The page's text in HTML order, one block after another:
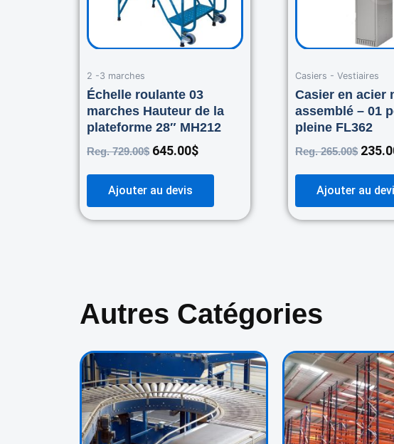
2 -3 marches
Échelle roulante 03
marches Hauteur de la
plateforme 28″ MH212
Reg.729.00$ 645.00$
Ajouter au devis
Casiers - Vestiaires
Casier en acier
assemblé – 01
pleine FL362
Reg.265.00$
Ajouter au
Autres Catégories